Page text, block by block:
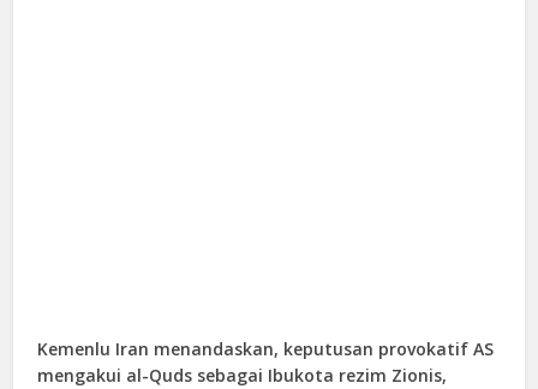
Kemenlu Iran menandaskan, keputusan provokatif AS
mengakui al-Quds sebagai Ibukota rezim Zionis,